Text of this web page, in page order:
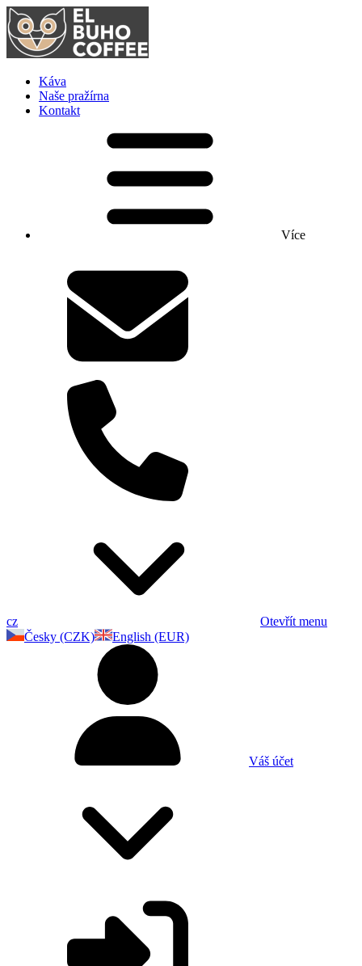
Káva
Naše pražírna
Kontakt
Více
cz
Otevřít menu
Česky (CZK)
English (EUR)
Váš účet